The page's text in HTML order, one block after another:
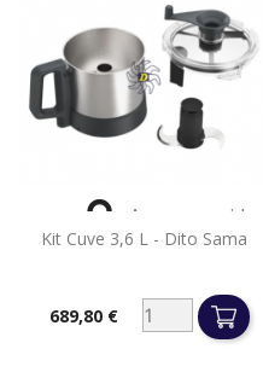
Kit Cuve 3,6 L - Dito Sama
Prix689,80 €
 Aperçu rapide